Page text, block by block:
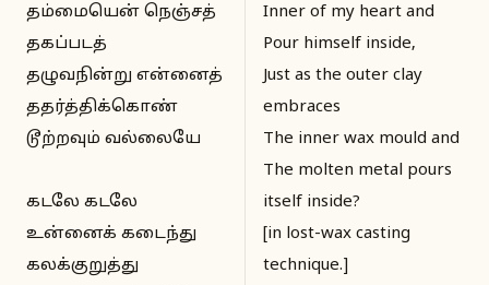
தம்மையென் நெஞ்சத்
தகப்படத்
தழுவநின்று என்னைத்
ததர்த்திக்கொண்
டூற்றவும் வல்லையே
கடலே கடலே
உன்னைக் கடைந்து
கலக்குறுத்து
Inner of my heart and
Pour himself inside,
Just as the outer clay
embraces
The inner wax mould and
The molten metal pours
itself inside?
[in lost-wax casting
technique.]